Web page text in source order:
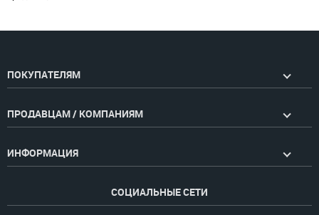
ПОКУПАТЕЛЯМ
ПРОДАВЦАМ / КОМПАНИЯМ
ИНФОРМАЦИЯ
СОЦИАЛЬНЫЕ СЕТИ